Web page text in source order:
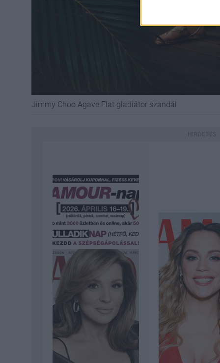
Jimmy Choo Agave Flat gladiátor szandál